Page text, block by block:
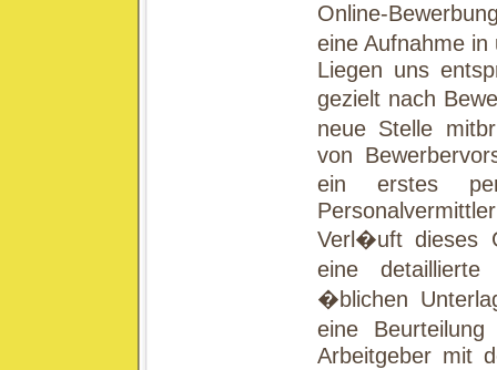
Online-
eine Aufnahme
Liegen uns
gezielt nach
neue Stelle
von
ein erstes
Verl�uft dieses
eine
�blichen
eine
Arbeitgeber mit